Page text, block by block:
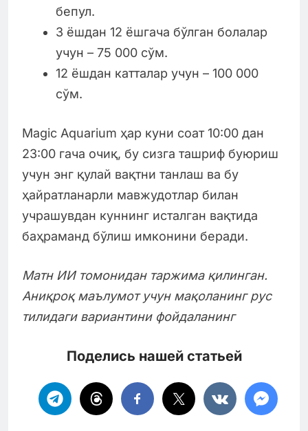
бепул.
3 ёшдан 12 ёшгача бўлган болалар
учун – 75 000 сўм.
12 ёшдан катталар учун – 100 000
сўм.
Magic Aquarium ҳар куни соат 10:00 дан
23:00 гача очиқ, бу сизга ташриф буюриш
учун энг қулай вақтни танлаш ва бу
ҳайратланарли мавжудотлар билан
учрашувдан куннинг исталган вақтида
баҳраманд бўлиш имконини беради.
Матн ИИ томонидан таржима қилинган.
Аниқроқ маълумот учун мақоланинг рус
тилидаги вариантини фойдаланинг
Поделись нашей статьей